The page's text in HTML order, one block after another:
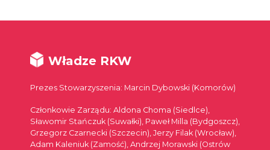
Władze RKW
Prezes Stowarzyszenia: Marcin Dybowski (Komorów)
Członkowie Zarządu: Aldona Choma (Siedlce),
Sławomir Stańczuk (Suwałki), Paweł Milla (Bydgoszcz),
Grzegorz Czarnecki (Szczecin), Jerzy Filak (Wrocław),
Adam Kaleniuk (Zamość), Andrzej Morawski (Ostrów